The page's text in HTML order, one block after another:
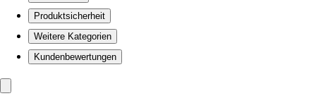
Produktsicherheit
Weitere Kategorien
Kundenbewertungen